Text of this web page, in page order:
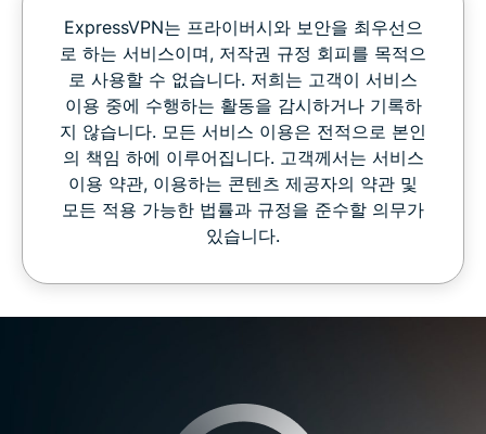
ExpressVPN는 프라이버시와 보안을 최우선으
로 하는 서비스이며, 저작권 규정 회피를 목적으
로 사용할 수 없습니다. 저희는 고객이 서비스
이용 중에 수행하는 활동을 감시하거나 기록하
지 않습니다. 모든 서비스 이용은 전적으로 본인
의 책임 하에 이루어집니다. 고객께서는 서비스
이용 약관, 이용하는 콘텐츠 제공자의 약관 및
모든 적용 가능한 법률과 규정을 준수할 의무가
있습니다.